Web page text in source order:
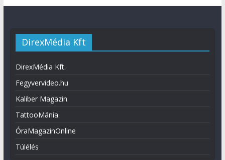
DirexMédia Kft
DirexMédia Kft.
Fegyvervideo.hu
Kaliber Magazin
TattooMánia
ÓraMagazinOnline
Túlélés